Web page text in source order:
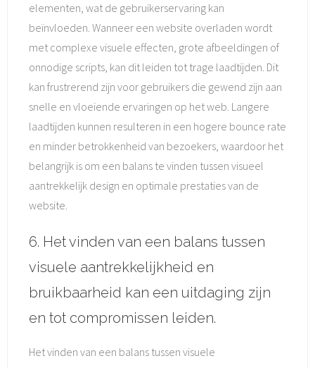
elementen, wat de gebruikerservaring kan
beïnvloeden. Wanneer een website overladen wordt
met complexe visuele effecten, grote afbeeldingen of
onnodige scripts, kan dit leiden tot trage laadtijden. Dit
kan frustrerend zijn voor gebruikers die gewend zijn aan
snelle en vloeiende ervaringen op het web. Langere
laadtijden kunnen resulteren in een hogere bounce rate
en minder betrokkenheid van bezoekers, waardoor het
belangrijk is om een balans te vinden tussen visueel
aantrekkelijk design en optimale prestaties van de
website.
6. Het vinden van een balans tussen
visuele aantrekkelijkheid en
bruikbaarheid kan een uitdaging zijn
en tot compromissen leiden.
Het vinden van een balans tussen visuele